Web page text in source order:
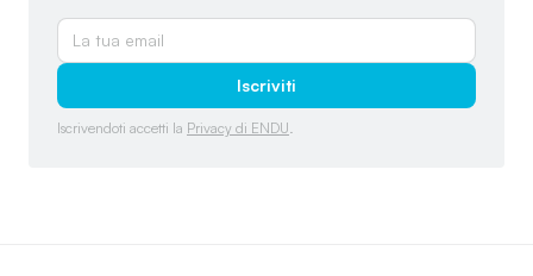
Iscriviti
Iscrivendoti accetti la Privacy di ENDU